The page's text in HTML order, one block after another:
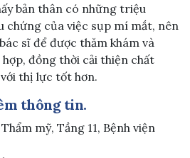
bản thân có những triệu
chứng của việc sụp mí mắt, nên
sĩ để được thăm khám và
đồng thời cải thiện chất
thị lực tốt hơn.
thông tin.
mỹ, Tầng 11, Bệnh viện